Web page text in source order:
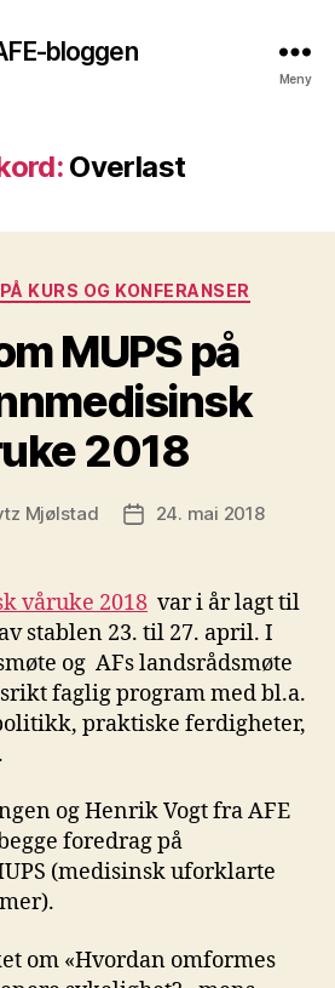
bloggen
Meny
Overlast
Kategorier
KURS OG KONFERANSER
MUPS på
2018
Mjølstad Publiseringsdato
24. mai 2018
våruke 2018 var i år lagt til
stablen 23. til 27. april. I
og AFs landsrådsmøte
faglig program med bl.a.
praktiske ferdigheter,
og Henrik Vogt fra AFE
foredrag på
(medisinsk uforklarte
om «Hvordan omformes